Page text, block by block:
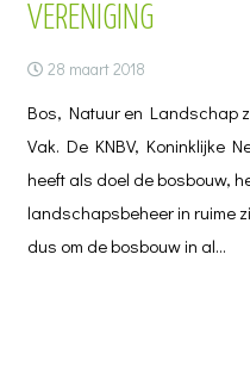
VERENIGING
28 maart 2018
Bos, Natuur en Landschap
Vak. De KNBV, Koninklijke
heeft als doel de bosbouw,
landschapsbeheer in ruime
dus om de bosbouw in al…